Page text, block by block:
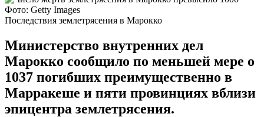
Фото: Getty Images
Последствия землетрясения в Марокко
Министерство внутренних дел
Марокко сообщило по меньшей мере о
1037 погибших преимущественно в
Марракеше и пяти провинциях вблизи
эпицентра землетрясения.